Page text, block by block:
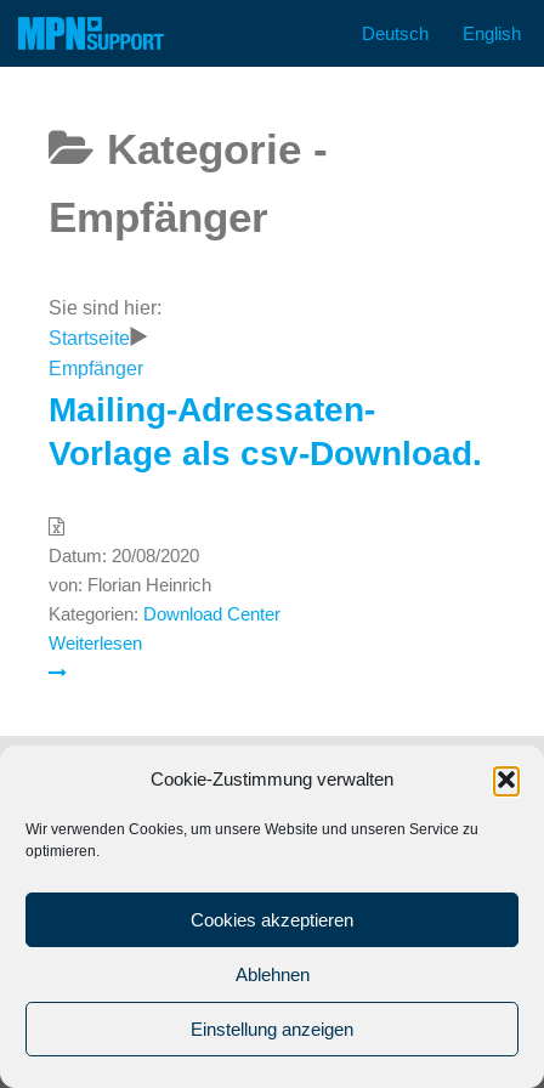
Cookie-Zustimmung verwalten
Wir verwenden Cookies, um unsere Website und unseren Service zu
optimieren.
Cookies akzeptieren
Ablehnen
Einstellung anzeigen
Zum
Deutsch English
Kategorie -
Empfänger
Sie sind hier:
Startseite
Empfänger
Mailing-Adressaten-
Vorlage als csv-Download.
Datum: 20/08/2020
von: Florian Heinrich
Kategorien: Download Center
Weiterlesen
Musik Promotion Network|Impressum
Kontakt